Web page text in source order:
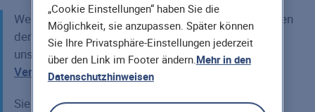
Weitere Informationen zu den verschiedenen Formen
der Risikolebensversicherung finden Sie auch in
unserem Ratgeber "Risikolebensversicherung im
Vergleich".
Sie haben noch Fragen oder möchten sich ganz
„Cookie Einstellungen“ haben Sie die
Möglichkeit, sie anzupassen. Später können
Sie Ihre Privatsphäre-Einstellungen jederzeit
über den Link im Footer ändern. Mehr in den
Datenschutzhinweisen